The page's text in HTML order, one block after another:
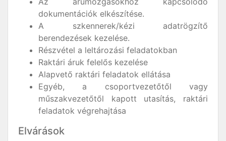
dokumentációk elkészítése.
A szkennerek/kézi adatrögzítő
berendezések kezelése.
Részvétel a leltározási feladatokban
Raktári áruk felelős kezelése
Alapvető raktári feladatok ellátása
Egyéb, a csoportvezetőtől vagy
műszakvezetőtől kapott utasítás, raktári
feladatok végrehajtása
Elvárások